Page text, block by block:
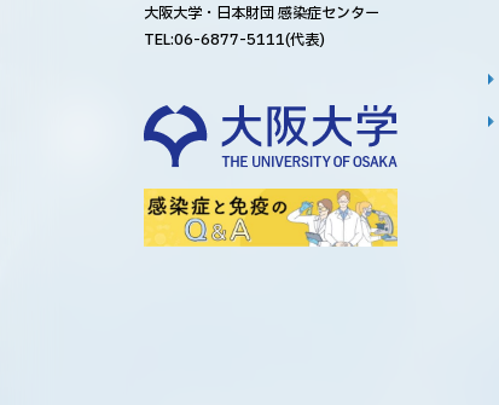
大阪大学・日本財団 感染症センター
TEL:06-6877-5111(代表)